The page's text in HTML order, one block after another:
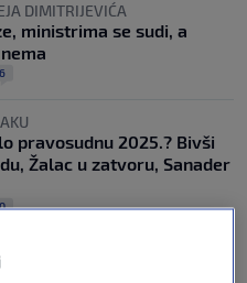
DIMITRIJEVIĆA
ministrima se sudi, a
6
pravosudnu 2025.? Bivši
Žalac u zatvoru, Sanader
0